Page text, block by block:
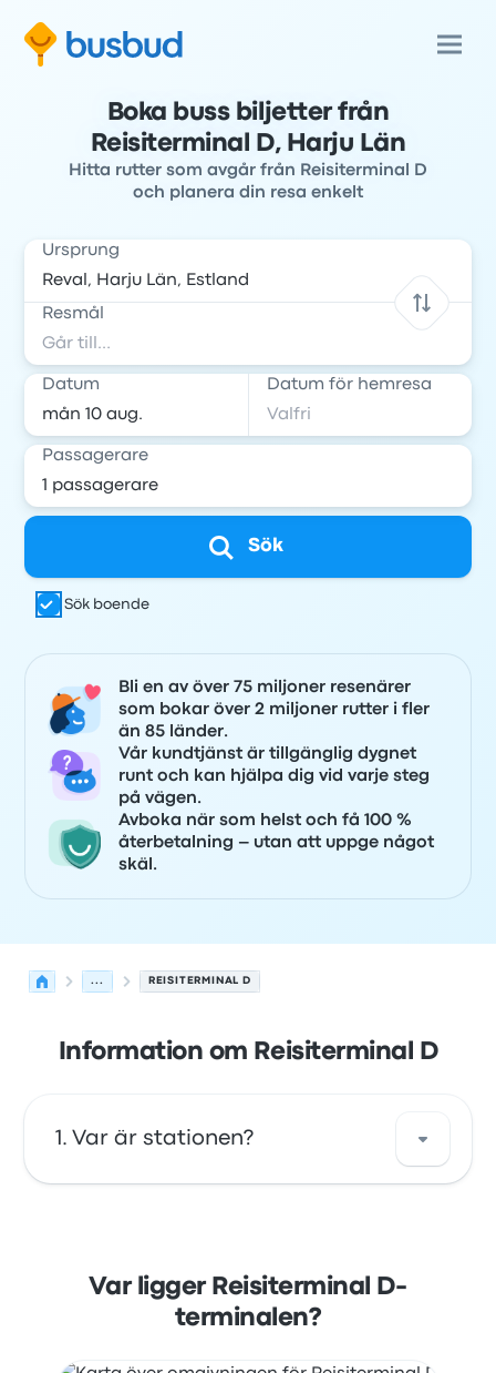
Boka buss biljetter från
Reisiterminal D, Harju Län
Hitta rutter som avgår från Reisiterminal D
och planera din resa enkelt
Ursprung
Resmål
Datum Datum för hemresa
Passagerare
Sök
Sök boende
Bli en av över 75 miljoner resenärer
som bokar över 2 miljoner rutter i fler
än 85 länder.
Vår kundtjänst är tillgänglig dygnet
runt och kan hjälpa dig vid varje steg
på vägen.
Avboka när som helst och få 100 %
återbetalning – utan att uppge något
skäl.
... REISITERMINAL D
Information om Reisiterminal D
Var är stationen?
busshållplatsen i Reval på en karta.
Var ligger Reisiterminal D-
terminalen?